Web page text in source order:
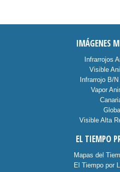
IMÁGENES
Infrarrojos
Visible
Infrarrojo B/
Vapor
Visible Alta
EL TIEMPO
Mapas del
El Tiempo por